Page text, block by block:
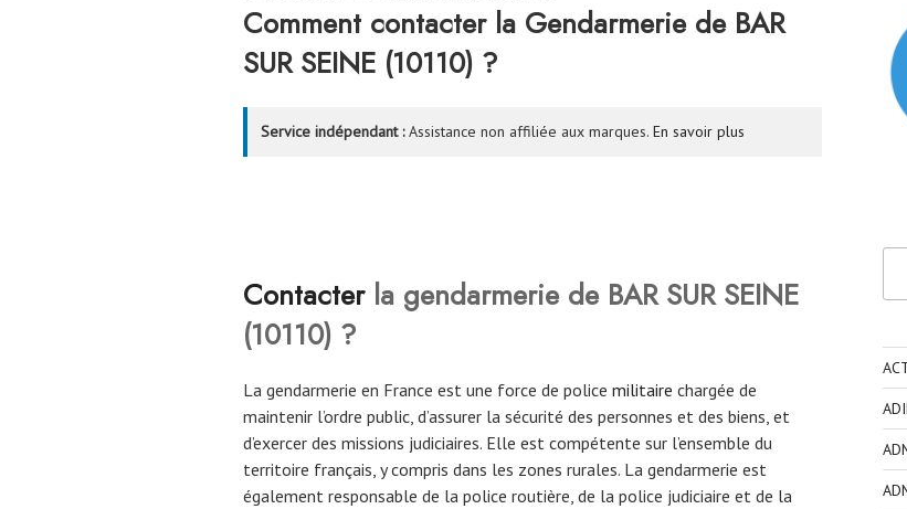
Comment contacter la Gendarmerie de BAR
SUR SEINE (10110) ?
Service indépendant :Assistance non affiliée aux marques. En savoir plus
Contacterla gendarmerie de BAR SUR SEINE
(10110) ?
La gendarmerie en France est une force de police militaire chargée de
maintenir l’ordre public, d’assurer la sécurité des personnes et des biens, et
d’exercer des missions judiciaires. Elle est compétente sur l’ensemble du
territoire français, y compris dans les zones rurales. La gendarmerie est
également responsable de la police routière, de la police judiciaire et de la